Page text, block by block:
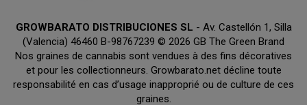
GROWBARATO DISTRIBUCIONES SL - Av. Castellón 1, Silla
(Valencia) 46460 B-98767239 © 2026 GB The Green Brand
Nos graines de cannabis sont vendues à des fins décoratives
et pour les collectionneurs. Growbarato.net décline toute
responsabilité en cas d’usage inapproprié ou de culture de ces
graines.